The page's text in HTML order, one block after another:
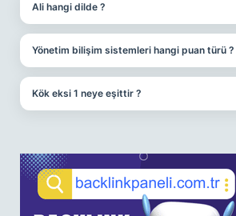
Ali hangi dilde ?
Yönetim bilişim sistemleri hangi puan türü ?
Kök eksi 1 neye eşittir ?